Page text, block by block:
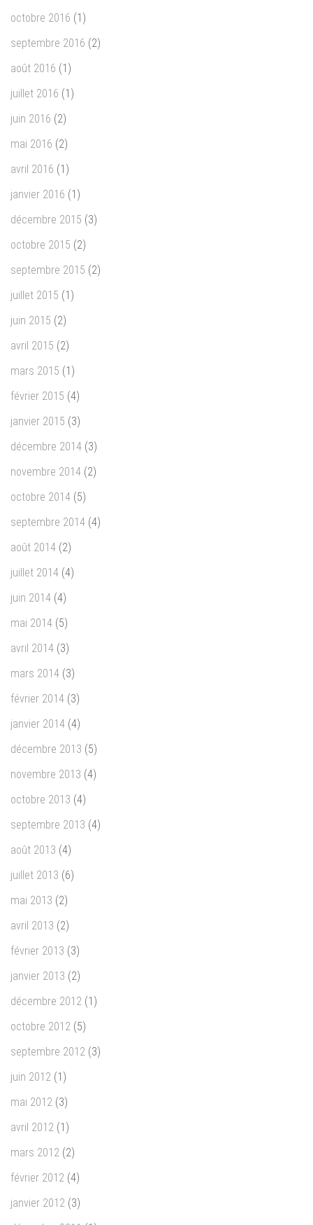
octobre 2016 (1)
septembre 2016 (2)
août 2016 (1)
juillet 2016 (1)
juin 2016 (2)
mai 2016 (2)
avril 2016 (1)
janvier 2016 (1)
décembre 2015 (3)
octobre 2015 (2)
septembre 2015 (2)
juillet 2015 (1)
juin 2015 (2)
avril 2015 (2)
mars 2015 (1)
février 2015 (4)
janvier 2015 (3)
décembre 2014 (3)
novembre 2014 (2)
octobre 2014 (5)
septembre 2014 (4)
août 2014 (2)
juillet 2014 (4)
juin 2014 (4)
mai 2014 (5)
avril 2014 (3)
mars 2014 (3)
février 2014 (3)
janvier 2014 (4)
décembre 2013 (5)
novembre 2013 (4)
octobre 2013 (4)
septembre 2013 (4)
août 2013 (4)
juillet 2013 (6)
mai 2013 (2)
avril 2013 (2)
février 2013 (3)
janvier 2013 (2)
décembre 2012 (1)
octobre 2012 (5)
septembre 2012 (3)
juin 2012 (1)
mai 2012 (3)
avril 2012 (1)
mars 2012 (2)
février 2012 (4)
janvier 2012 (3)